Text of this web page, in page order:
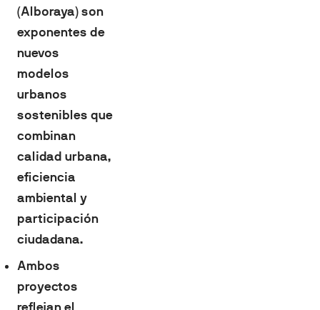
(Alboraya) son
exponentes de
nuevos
modelos
urbanos
sostenibles que
combinan
calidad urbana,
eficiencia
ambiental y
participación
ciudadana.
Ambos
proyectos
reflejan el